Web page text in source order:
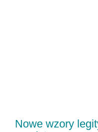
Nowe wzory